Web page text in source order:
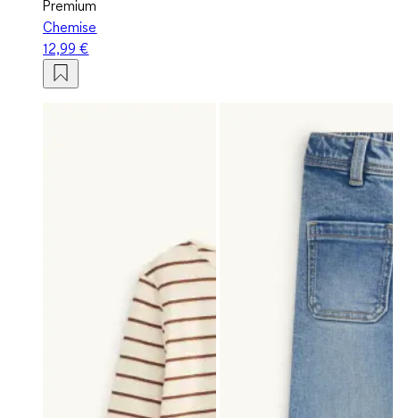
Premium
Chemise
12,99 €